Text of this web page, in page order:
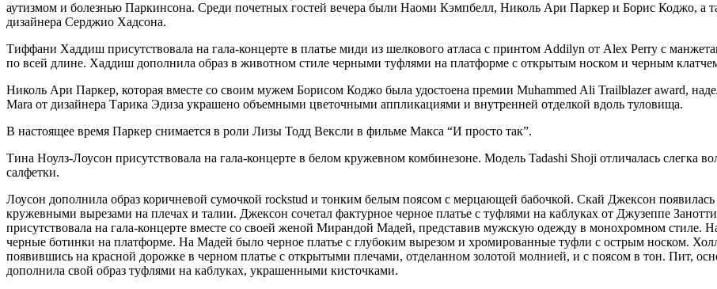
аутизмом и болезнью Паркинсона. Среди почетных гостей вечера были Наоми Кэмпбелл, Николь Ари Паркер и Борис Коджо, а
дизайнера Серджио Хадсона.
Тиффани Хаддиш присутствовала на гала-концерте в платье миди из шелкового атласа с принтом Addilyn от Alex Perry с
по всей длине. Хаддиш дополнила образ в животном стиле черными туфлями на платформе с открытым носком и черным
Николь Ари Паркер, которая вместе со своим мужем Борисом Коджо была удостоена премии Muhammed Ali Trailblazer award,
Mara от дизайнера Тарика Эдиза украшено объемными цветочными аппликациями и внутренней отделкой вдоль туловища.
В настоящее время Паркер снимается в роли Лизы Тодд Вексли в фильме Макса “И просто так”.
Тина Ноулз-Лоусон присутствовала на гала-концерте в белом кружевном комбинезоне. Модель Tadashi Shoji отличалась слегка
салфетки.
Лоусон дополнила образ коричневой сумочкой rockstud и тонким белым поясом с мерцающей бабочкой. Скай Джексон
кружевными вырезами на плечах и талии. Джексон сочетал фактурное черное платье с туфлями на каблуках от Джузеппе
присутствовала на гала-концерте вместе со своей женой Мирандой Мадей, представив мужскую одежду в монохромном
черные ботинки на платформе. На Мадей было черное платье с глубоким вырезом и хромированные туфли с острым носком.
появившись на красной дорожке в черном платье с открытыми плечами, отделанном золотой молнией, и с поясом в тон. Пит,
дополнила свой образ туфлями на каблуках, украшенными кисточками.